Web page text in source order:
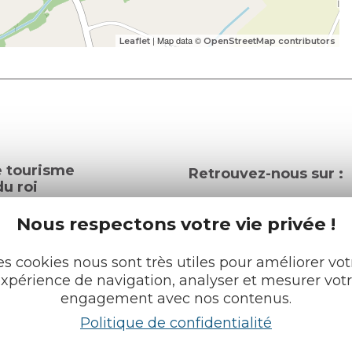
Nous respectons votre vie privée !
cookies nous sont très utiles pour améliorer
de navigation, analyser et mesurer
engagement avec nos contenus.
Politique de confidentialité
Leaflet | Map data © OpenStreetMap contributors
tourisme
roi
Retrouvez-nous sur :
Espace pro
Partenaires